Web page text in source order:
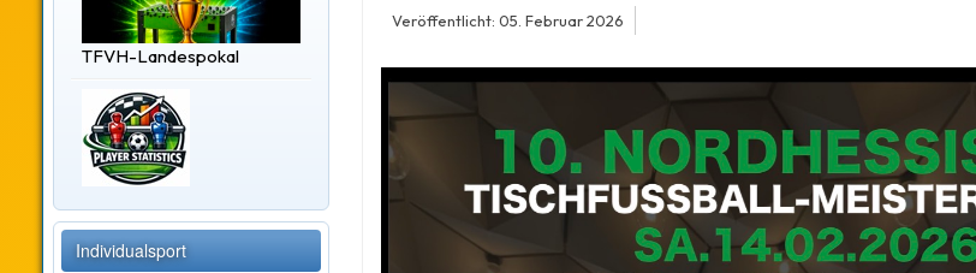
TFVH-Landespokal
Individualsport
Veröffentlicht: 05. Februar 2026